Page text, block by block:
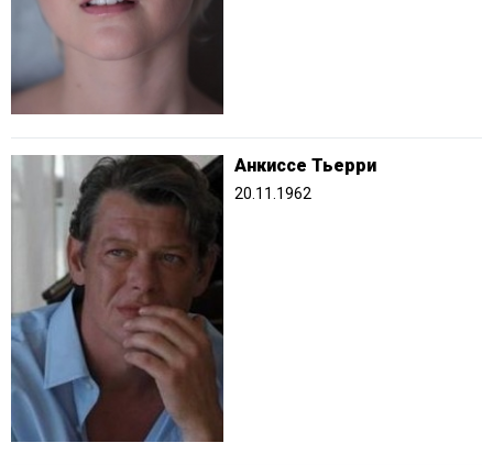
Анкиссе Тьерри
20.11.1962